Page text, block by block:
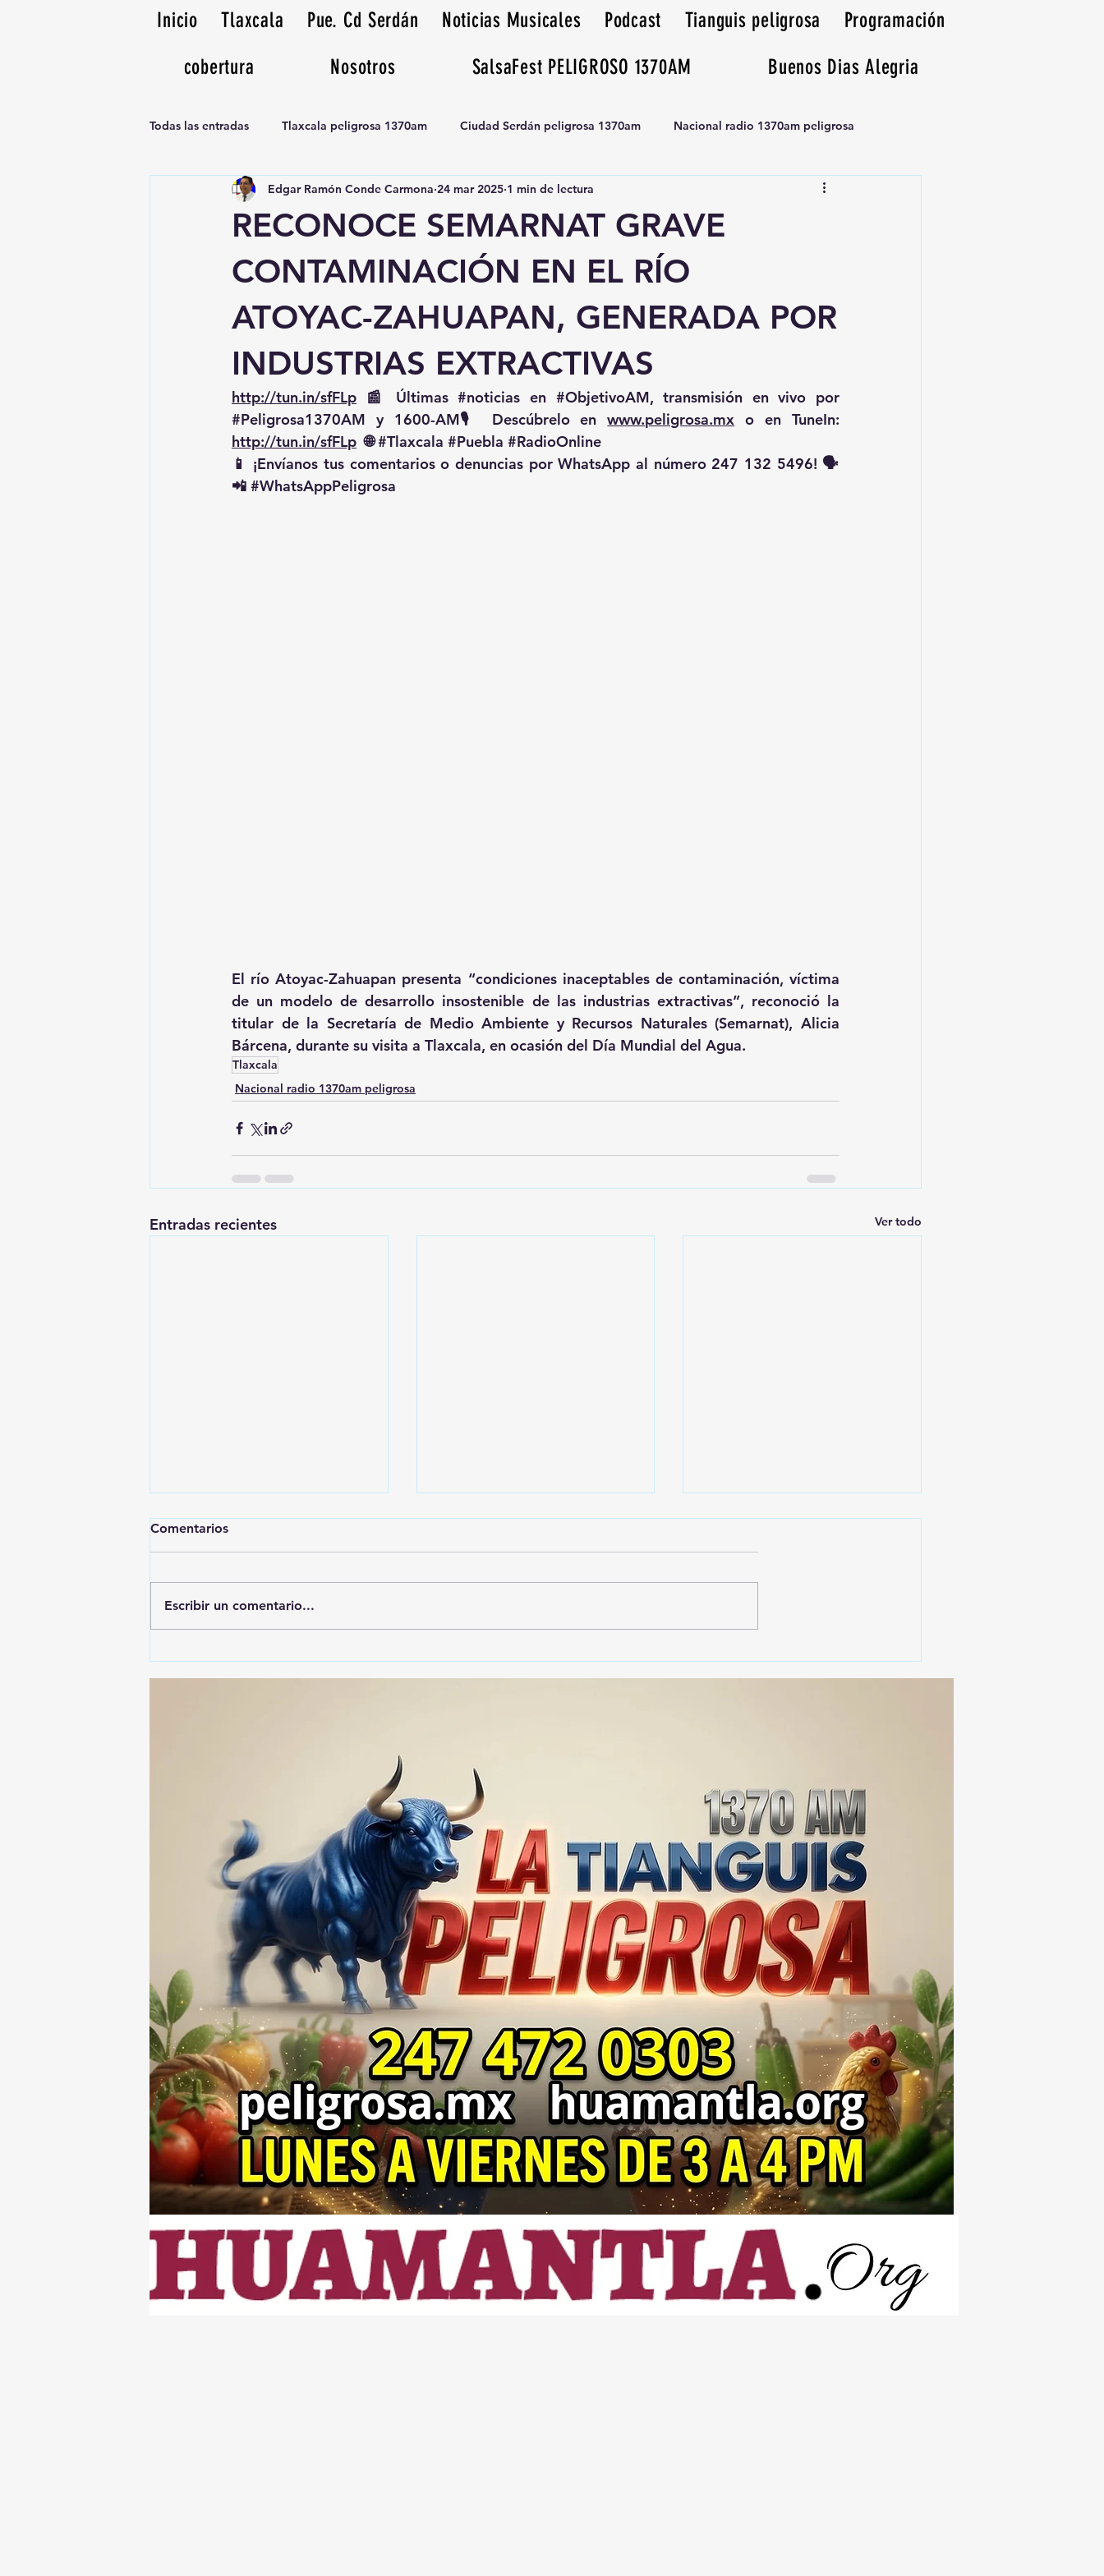
Inicio Tlaxcala Pue. Cd Serdán Noticias Musicales Podcast Tianguis peligrosa
Programación
cobertura
Nosotros SalsaFest PELIGROSO 1370AM Buenos Dias Alegria
Todas las entradas Tlaxcala peligrosa 1370am Ciudad Serdán peligrosa 1370am Nacional radio 1370am peligrosa
Noticias Musicales radio 1370am Tianguis peligrosa 1370am huamantla
RECONOCE SEMARNAT GRAVE
CONTAMINACIÓN EN EL RÍO
ATOYAC-ZAHUAPAN, GENERADA POR
INDUSTRIAS EXTRACTIVAS
Edgar Ramón Conde Carmona 24 mar 2025 1 min de lectura
http://tun.in/sfFLp 📰 Últimas #noticias en #ObjetivoAM
#Peligrosa1370AM y 1600-AM🎙️ Descúbrelo en www.peligrosa.mx
http://tun.in/sfFLp 🌐 #Tlaxcala #Puebla #RadioOnline
📱 ¡Envíanos tus comentarios o denuncias por WhatsApp al número 247 132 5496! 🗣️
📲 #WhatsAppPeligrosa
El río Atoyac-Zahuapan presenta “condiciones inaceptables de contaminación, víctima
de un modelo de desarrollo insostenible de las industrias extractivas”, reconoció la
titular de la Secretaría de Medio Ambiente y Recursos Naturales (Semarnat), Alicia
Bárcena, durante su visita a Tlaxcala, en ocasión del Día Mundial del Agua.
Tlaxcala
Nacional radio 1370am peligrosa
Entradas recientes Ver todo
GARCIA, EL MÁS
CAMBIÓ EL ASFALTO... POR
Las alfombras de Huamantla
Comentarios
Escribir un comentario...